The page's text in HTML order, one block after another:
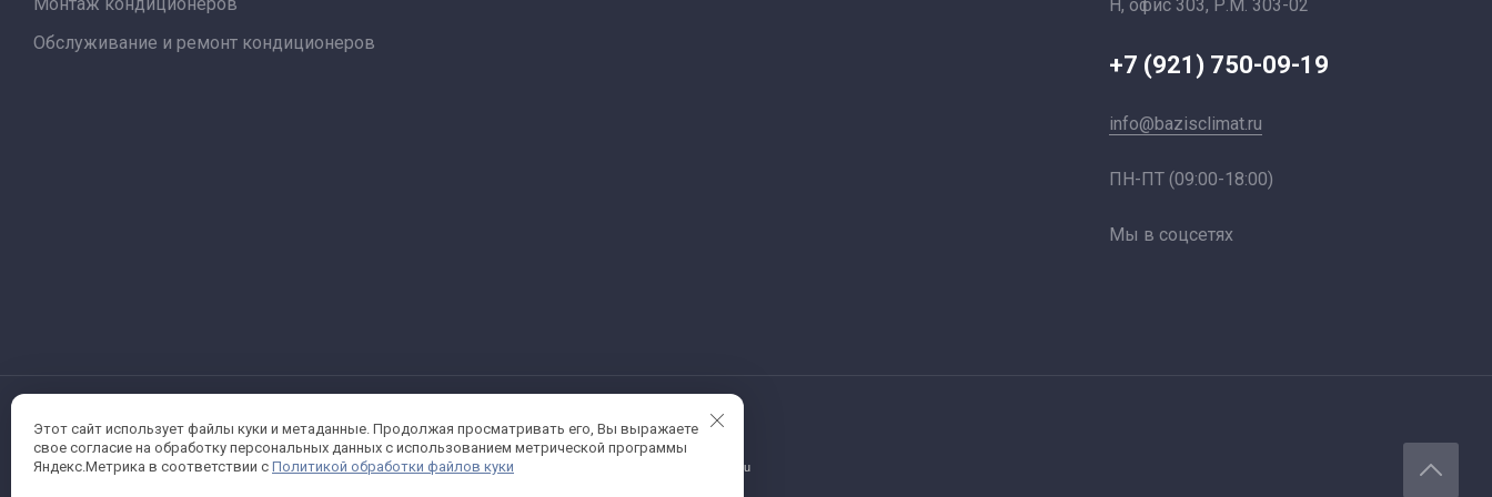
Обслуживание и ремонт кондиционеров
Н, офис 303, Р.М. 303-02
+7 (921) 750-09-19
info@bazisclimat.ru
ПН-ПТ (09:00-18:00)
Мы в соцсетях
© 2024 - 2026 ООО "БАЗИС" ИНН 7811634963
ОГРН 1177847012067
Работаем по 44-фз и 223-фз. Санкт-Петербург
Этот сайт использует файлы куки и метаданные. Продолжая просматривать его, Вы выражаете
свое согласие на обработку персональных данных с использованием метрической программы
Яндекс.Метрика в соответствии с Политикой обработки файлов куки